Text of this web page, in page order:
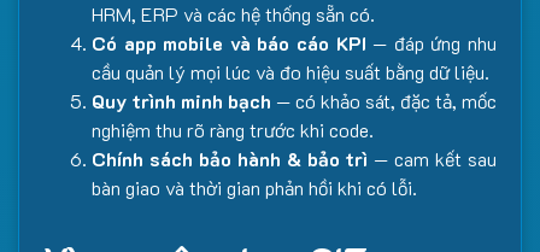
HRM, ERP và các hệ thống sẵn có.
Có app mobile và báo cáo KPI — đáp ứng nhu
cầu quản lý mọi lúc và đo hiệu suất bằng dữ liệu.
Quy trình minh bạch — có khảo sát, đặc tả, mốc
nghiệm thu rõ ràng trước khi code.
Chính sách bảo hành & bảo trì — cam kết sau
bàn giao và thời gian phản hồi khi có lỗi.